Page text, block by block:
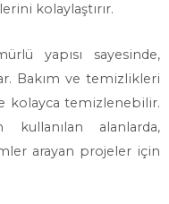
kolaylaştırır.
yapısı sayesinde,
Bakım ve temizlikleri
kolayca temizlenebilir.
alanlarda,
arayan projeler için